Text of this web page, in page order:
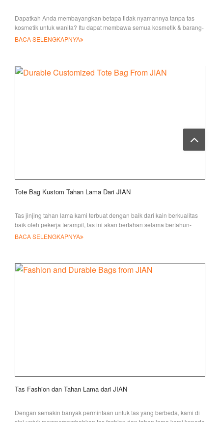
Dapatkah Anda membayangkan betapa tidak nyamannya tanpa tas
kosmetik untuk wanita? Itu dapat membawa semua kosmetik & barang-
barang kecil Anda, yang sangat h
BACA SELENGKAPNYA
Tote Bag Kustom Tahan Lama Dari JIAN
Tas jinjing tahan lama kami terbuat dengan baik dari kain berkualitas
baik oleh pekerja terampil, tas ini akan bertahan selama bertahun-
tahun. Anda menang
BACA SELENGKAPNYA
Tas Fashion dan Tahan Lama dari JIAN
Dengan semakin banyak permintaan untuk tas yang berbeda, kami di